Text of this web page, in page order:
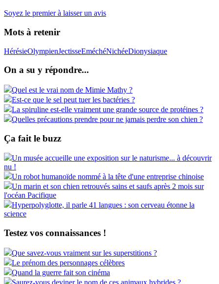
Soyez le premier à laisser un avis
Mots à retenir
HérésieOlympienJectisseEméchéNichéeDionysiaque
On a su y répondre...
Quel est le vrai nom de Mimie Mathy ?
Est-ce que le sel peut tuer les bactéries ?
La spiruline est-elle vraiment une grande source de protéines ?
Quelles précautions prendre pour ne jamais perdre son chien ?
Ça fait le buzz
Un musée accueille une exposition sur le naturisme... à découvrir
nu !
Un robot humanoïde nommé à la tête d'une entreprise chinoise
Un marin et son chien retrouvés sains et saufs après 2 mois sur
l'océan Pacifique
Hyperpolyglotte, il parle 41 langues : son cerveau étonne la
science
Testez vos connaissances !
Que savez-vous vraiment sur les superstitions ?
Le prénom des personnages célèbres
Quand la guerre fait son cinéma
Saurez-vous deviner le nom de ces animaux hybrides ?